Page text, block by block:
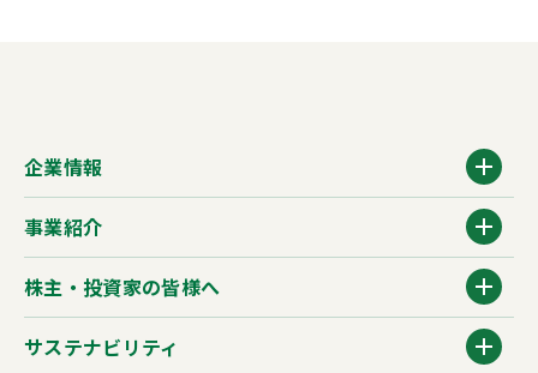
企業情報
事業紹介
株主・投資家の皆様へ
サステナビリティ